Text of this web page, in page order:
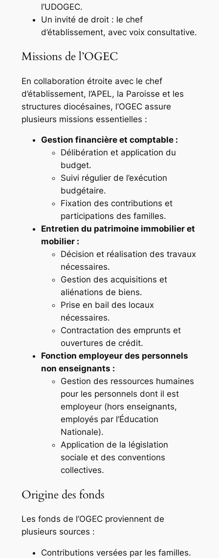
l’UDOGEC.
Un invité de droit : le chef
d’établissement, avec voix consultative.
Missions de l’OGEC
En collaboration étroite avec le chef
d’établissement, l’APEL, la Paroisse et les
structures diocésaines, l’OGEC assure
plusieurs missions essentielles :
Gestion financière et comptable :
Délibération et application du
budget.
Suivi régulier de l’exécution
budgétaire.
Fixation des contributions et
participations des familles.
Entretien du patrimoine immobilier et
mobilier :
Décision et réalisation des travaux
nécessaires.
Gestion des acquisitions et
aliénations de biens.
Prise en bail des locaux
nécessaires.
Contractation des emprunts et
ouvertures de crédit.
Fonction employeur des personnels
non enseignants :
Gestion des ressources humaines
pour les personnels dont il est
employeur (hors enseignants,
employés par l’Éducation
Nationale).
Application de la législation
sociale et des conventions
collectives.
Origine des fonds
Les fonds de l’OGEC proviennent de
plusieurs sources :
Contributions versées par les familles.